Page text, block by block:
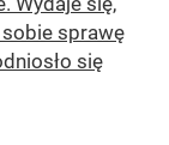
sprawę
się